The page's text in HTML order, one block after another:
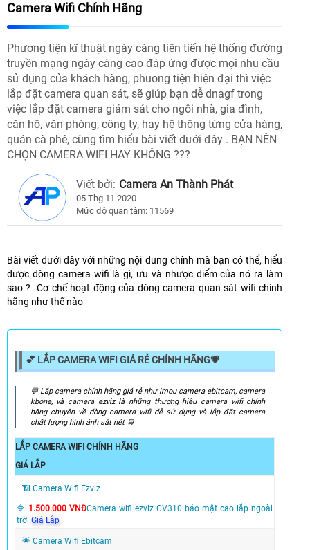
Camera Wifi Chính Hãng
Phương tiện kĩ thuật ngày càng tiên tiến hệ thống đường
truyền mạng ngày càng cao đáp ứng được mọi nhu cầu
sử dụng của khách hàng, phuong tiện hiện đại thì việc
lắp đặt camera quan sát, sẽ giúp bạn dễ dnagf trong
việc lắp đặt camera giám sát cho ngôi nhà, gia đình,
căn hộ, văn phòng, công ty, hay hệ thông từng cửa hàng,
quán cà phê, cùng tìm hiểu bài viết dưới đây . BẠN NÊN
CHỌN CAMERA WIFI HAY KHÔNG ???
Viết bởi: Camera An Thành Phát
05 Thg 11 2020
Mức độ quan tâm: 11569
Bài viết dưới đây với những nội dung chính mà bạn có thể, hiểu
được dòng camera wifi là gì, ưu và nhược điểm của nó ra làm
sao ? Cơ chế hoạt động của dòng camera quan sát wifi chính
hãng như thế nào
💕 LẮP CAMERA WIFI GIÁ RẺ CHÍNH HÃNG💗
️💬 Lắp camera chính hãng giá rẻ như imou camera ebitcam, camera
kbone, và camera ezviz là những thương hiệu camera wifi chính
hãng chuyên về dòng camera wifi dễ sử dụng và lắp đặt camera
chất lượng hình ảnh sắt nét ️🛒
LẮP CAMERA WIFI CHÍNH HÃNG
GIÁ LẮP
📶 Camera Wifi Ezviz
🔷 1.500.000 VNĐCamera wifi ezviz CV310 bảo mật cao lắp ngoài
trời Giá Lắp
🌟 Camera Wifi Ebitcam